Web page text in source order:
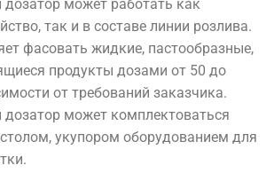
может работать как
так и в составе линии розлива.
фасовать жидкие, пастообразные,
продукты дозами от 50 до
от требований заказчика.
дозатор может комплектоваться
укупором оборудованием для